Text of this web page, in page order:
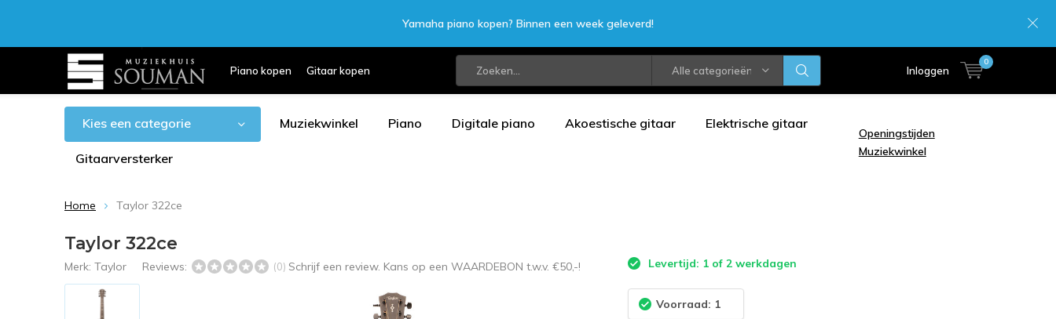
Piano kopen Gitaar kopen Alle categorieën Inloggen
0
Yamaha piano kopen? Binnen een week geleverd!
Kies een categorie Muziekwinkel Piano Digitale piano Akoestische gitaar Elektrische gitaar
Gitaarversterker
Openingstijden
Muziekwinkel
Home Taylor 322ce
Taylor 322ce
Merk: Taylor Reviews: (0) Schrijf een review. Kans op een WAARDEBON t.w.v. €50,-! Levertijd: 1 of 2 werkdagen
Voorraad: 1